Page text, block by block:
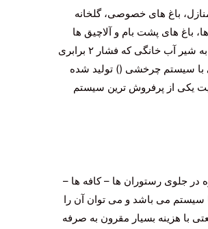
باغ های خصوصی، گلخانه
باغ های پشت بام و آلاچیق ها
استفاده می شود. این سیستم بدون نیاز به پمپ و برق فقط با اتصال به شیر آب خانگی که فشار ۲ برابری
با سیستم چرخشی () تولید شده
یکی از پرفروش ترین سیستم
در جلوی رستوران ها – کافه ها –
سیستم می باشد و می توان آن را
با هزینه بسیار مقرون به صرفه